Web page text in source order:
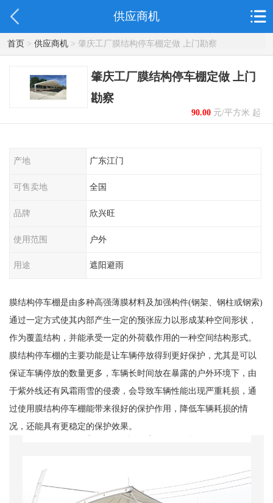
供应商机
首页> 供应商机> 肇庆工厂膜结构停车棚定做 上门勘察
肇庆工厂膜结构停车棚定做 上门
勘察
90.00元/平方米 起
产地 广东江门
可售卖地 全国
品牌 欣兴旺
使用范围 户外
用途 遮阳避雨
膜结构停车棚是由多种高强薄膜材料及加强构件(钢架、钢柱或钢索)
通过一定方式使其内部产生一定的预张应力以形成某种空间形状，
作为覆盖结构，并能承受一定的外荷载作用的一种空间结构形式。
膜结构停车棚的主要功能是让车辆停放得到更好保护，尤其是可以
保证车辆停放的数量更多，车辆长时间放在暴露的户外环境下，由
于紫外线还有风霜雨雪的侵袭，会导致车辆性能出现严重耗损，通
过使用膜结构停车棚能带来很好的保护作用，降低车辆耗损的情
况，还能具有更稳定的保护效果。